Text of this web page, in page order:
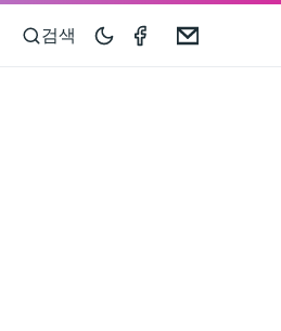
검색 Taximeter on